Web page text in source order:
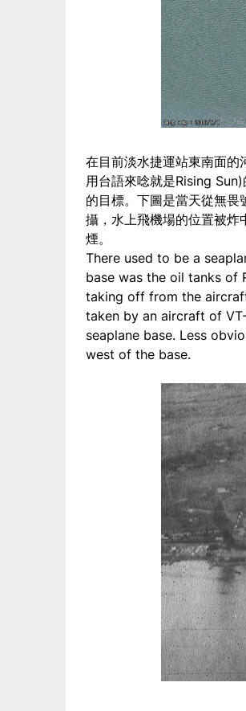
在目前淡水捷運站東南面的
用台語來唸就是Rising
的目標。下圖是當天從無
攝，水上飛機場的位置被炸
煙。
There used to be a
base was the oil tanks of
taking off from the
taken by an aircraft of
seaplane base. Less
west of the base.